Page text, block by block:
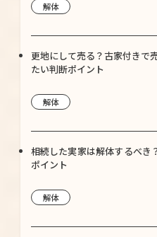
解体
更地にして売る？古家付きで
たい判断ポイント
解体
相続した実家は解体するべき
ポイント
解体